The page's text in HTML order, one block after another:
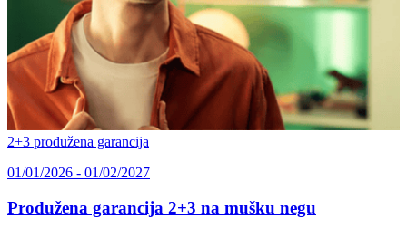
2+3 produžena garancija
01/01/2026 - 01/02/2027
Produžena garancija 2+3 na mušku negu